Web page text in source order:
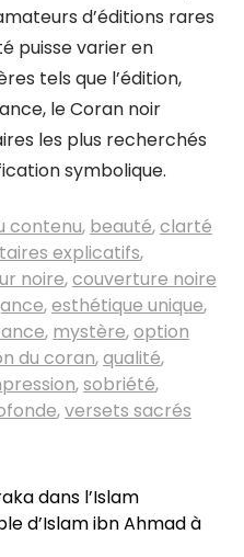
d’éditions rares
puisse varier en
tels que l’édition,
le Coran noir
les plus recherchés
symbolique.
contenu, beauté,clarté
explicatifs,
noire,couverture noire
,esthétique unique,
, mystère,option
du coran,qualité,
,sobriété,
,versets sacrés
dans l’Islam
d’Islam ibn Ahmad à